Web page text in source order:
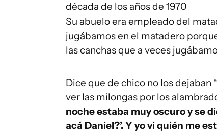
década de los años de 1970
Su abuelo era empleado del
jugábamos en el matadero
las canchas que a veces
Dice que de chico no los dejaban
ver las milongas por los
noche estaba muy oscuro y se
acá Daniel?’. Y yo vi quién me